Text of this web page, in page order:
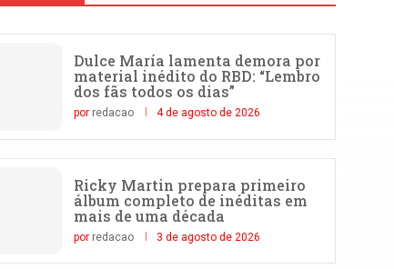
Dulce María lamenta demora por
material inédito do RBD: “Lembro
dos fãs todos os dias”
por redacao 4 de agosto de 2026
Ricky Martin prepara primeiro
álbum completo de inéditas em
mais de uma década
por redacao 3 de agosto de 2026